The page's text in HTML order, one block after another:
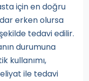
için en doğru
erken olursa
tedavi edilir.
durumuna
kullanımı,
ile tedavi